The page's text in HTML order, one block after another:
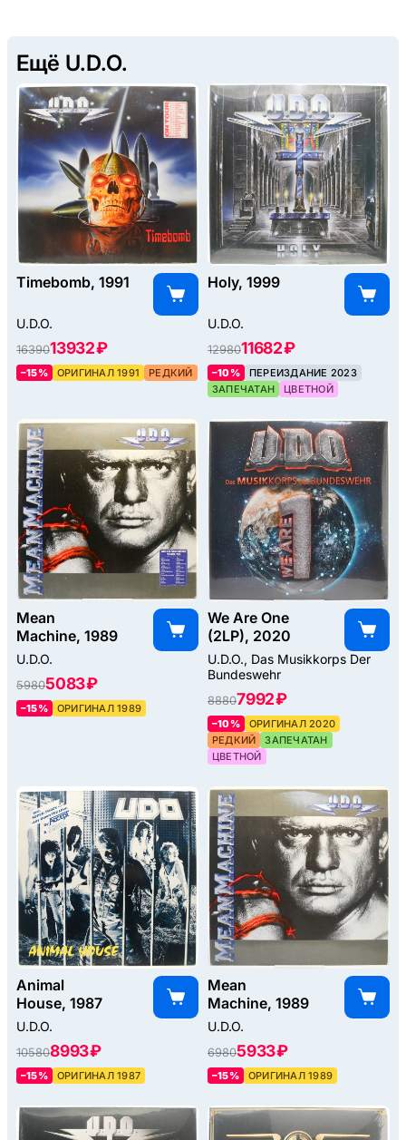
Ещё U.D.O.
Timebomb, 1991
U.D.O.
1639013932 ₽
–15% ОРИГИНАЛ 1991 РЕДКИЙ
Holy, 1999
U.D.O.
1298011682 ₽
–10%
ПЕРЕИЗДАНИЕ 2023
ЗАПЕЧАТАН
ЦВЕТНОЙ
Mean
Machine, 1989
U.D.O.
59805083 ₽
–15% ОРИГИНАЛ 1989
We Are One
(2LP), 2020
U.D.O., Das Musikkorps Der
Bundeswehr
88807992 ₽
–10%
ОРИГИНАЛ 2020
РЕДКИЙ
ЗАПЕЧАТАН
ЦВЕТНОЙ
Animal
House, 1987
U.D.O.
105808993 ₽
–15% ОРИГИНАЛ 1987
Mean
Machine, 1989
U.D.O.
69805933 ₽
–15% ОРИГИНАЛ 1989